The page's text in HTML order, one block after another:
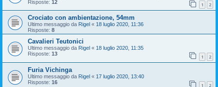
Risposte: 12 1 2
Crociato con ambientazione, 54mm
Ultimo messaggio da Rigel « 18 luglio 2020, 11:36
Risposte: 8
Cavalieri Teutonici
Ultimo messaggio da Rigel « 18 luglio 2020, 11:35
Risposte: 13 1 2
Furia Vichinga
Ultimo messaggio da Rigel « 17 luglio 2020, 13:40
Risposte: 16 1 2